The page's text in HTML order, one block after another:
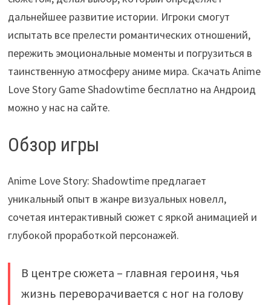
дальнейшее развитие истории. Игроки смогут
испытать все прелести романтических отношений,
пережить эмоциональные моменты и погрузиться в
таинственную атмосферу аниме мира. Скачать Anime
Love Story Game Shadowtime бесплатно на Андроид
можно у нас на сайте.
Обзор игры
Anime Love Story: Shadowtime предлагает
уникальный опыт в жанре визуальных новелл,
сочетая интерактивный сюжет с яркой анимацией и
глубокой проработкой персонажей.
В центре сюжета – главная героиня, чья
жизнь переворачивается с ног на голову